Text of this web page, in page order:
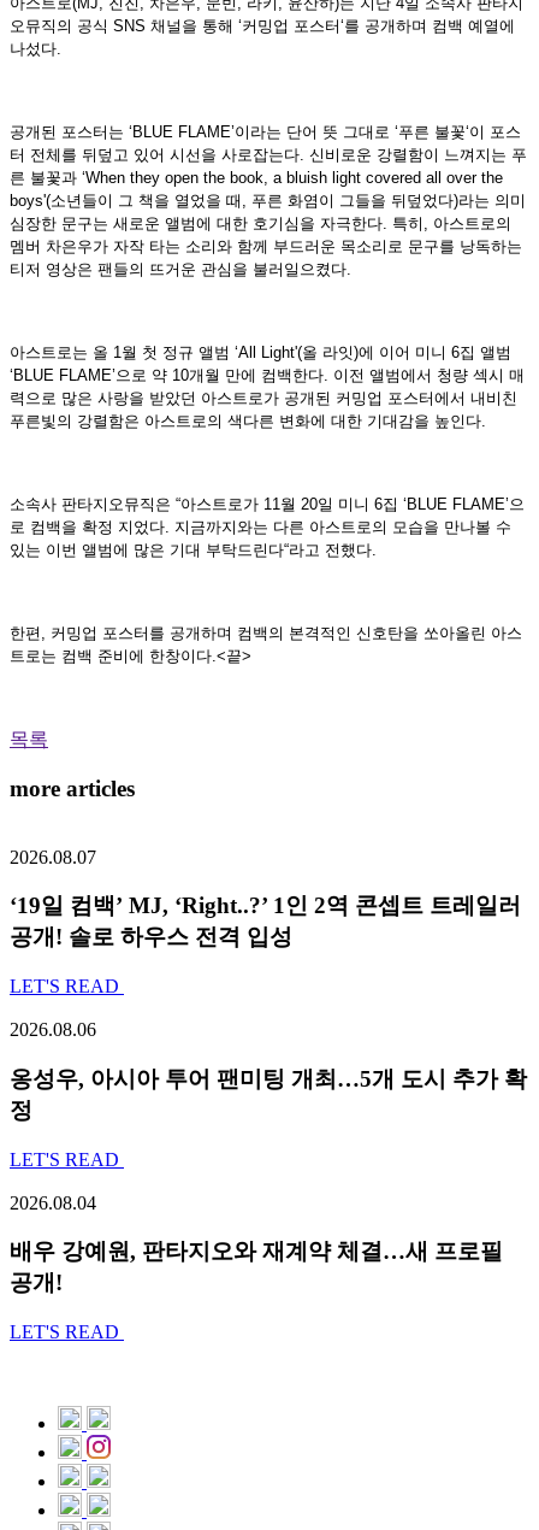
오뮤직의 공식 SNS 채널을 통해 ‘커밍업 포스터‘를 공개하며 컴백 예열에
나섰다.
공개된 포스터는 ‘BLUE FLAME’이라는 단어 뜻 그대로 ‘푸른 불꽃‘이 포스
터 전체를 뒤덮고 있어 시선을 사로잡는다. 신비로운 강렬함이 느껴지는 푸
른 불꽃과 ‘When they open the book, a bluish light covered all over the
boys'(소년들이 그 책을 열었을 때 , 푸른 화염이 그들을 뒤덮었다)라는 의미
심장한 문구는 새로운 앨범에 대한 호기심을 자극한다. 특히 , 아스트로의
멤버 차은우가 자작 타는 소리와 함께 부드러운 목소리로 문구를 낭독하는
티저 영상은 팬들의 뜨거운 관심을 불러일으켰다.
아스트로는 올 1월 첫 정규 앨범 ‘All Light'(올 라잇)에 이어 미니 6집 앨범
‘BLUE FLAME’으로 약 10개월 만에 컴백한다. 이전 앨범에서 청량 섹시 매
력으로 많은 사랑을 받았던 아스트로가 공개된 커밍업 포스터에서 내비친
푸른빛의 강렬함은 아스트로의 색다른 변화에 대한 기대감을 높인다.
소속사 판타지오뮤직은 “아스트로가 11월 20일 미니 6집 ‘BLUE FLAME’으
로 컴백을 확정 지었다. 지금까지와는 다른 아스트로의 모습을 만나볼 수
있는 이번 앨범에 많은 기대 부탁드린다“라고 전했다.
한편 , 커밍업 포스터를 공개하며 컴백의 본격적인 신호탄을 쏘아올린 아스
트로는 컴백 준비에 한창이다.<끝>
목록
more articles
2026.08.07
‘19일 컴백’ MJ, ‘Right..?’ 1인 2역 콘셉트 트레일러
공개! 솔로 하우스 전격 입성
LET'S READ
2026.08.06
옹성우, 아시아 투어 팬미팅 개최…5개 도시 추가 확
정
LET'S READ
2026.08.04
배우 강예원, 판타지오와 재계약 체결…새 프로필
공개!
LET'S READ